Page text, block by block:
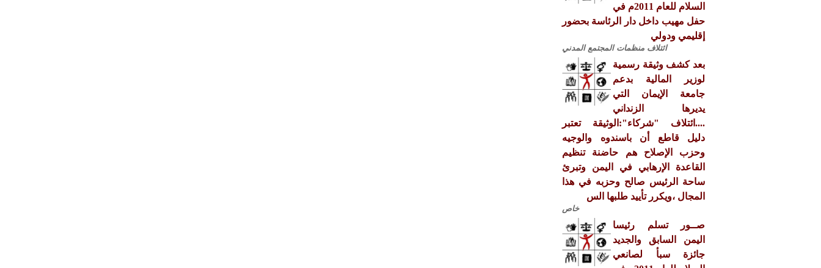
السلام للعام 2011م في
حفل مهيب داخل دار الرئاسة بحضور
إقليمي ودولي
ائتلاف منظمات المجتمع المدني
بعد كشف وثيقة رسمية
لوزير المالية بدعم
جامعة الإيمان التي
يديرها الزنداني
....ائتلاف "شركاء":الوثيقة تعتبر
دليل قاطع أن باسندوه والوجيه
وحزب الإصلاح هم حاضنة تنظيم
القاعدة الإرهابي في اليمن وتبرئ
ساحة الرئيس صالح وحزبه في هذا
المجال ،ويكرر تأييد طلبها الس
خاص
صــور تسلم رئيسا
اليمن السابق والجديد
جائزة سبأ لصانعي